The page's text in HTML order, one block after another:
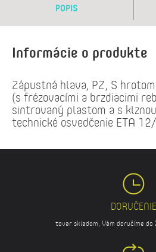
POPIS
Informácie o produkte
Zápustná hlava, PZ, S
(s frézovacími a brzdiacimi
sintrovaný plastom a s
technické osvedčenie ETA
DORUČENIE
tovar skladom, Vám doručíme